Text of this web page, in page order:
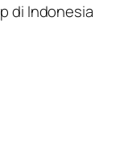
di Indonesia